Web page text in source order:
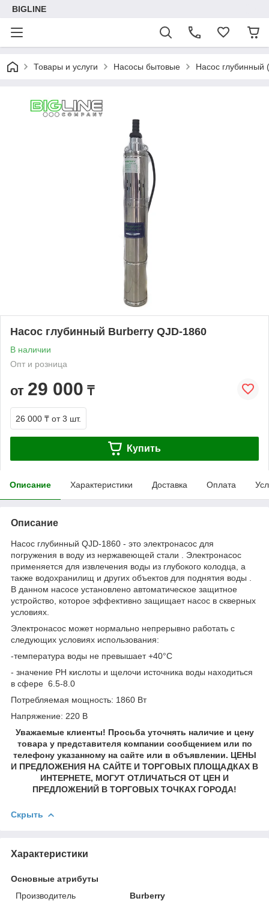
BIGLINE
Товары и услуги Насосы бытовые Насос глубинный
Насос глубинный Burberry QJD-1860
В наличии
Опт и розница
от 29 000 ₸
26 000 ₸ от 3 шт.
Купить
Описание Характеристики Доставка Оплата
Описание
Насос глубинный QJD-1860 - это электронасос для
погружения в воду из нержавеющей стали . Электронасос
применяется для извлечения воды из глубокого колодца, а
также водохранилищ и других объектов для поднятия воды .
В данном насосе установлено автоматическое защитное
устройство, которое эффективно защищает насос в скверных
условиях.
Электронасос может нормально непрерывно работать с
следующих условиях использования:
-температура воды не превышает +40°С
- значение PH кислоты и щелочи источника воды находиться
в сфере 6.5-8.0
Потребляемая мощность: 1860 Вт
Напряжение: 220 В
Уважаемые клиенты! Просьба уточнять наличие и цену
товара у представителя компании сообщением или по
телефону указанному на сайте или в объявлении. ЦЕНЫ
И ПРЕДЛОЖЕНИЯ НА САЙТЕ И ТОРГОВЫХ ПЛОЩАДКАХ В
ИНТЕРНЕТЕ, МОГУТ ОТЛИЧАТЬСЯ ОТ ЦЕН И
ПРЕДЛОЖЕНИЙ В ТОРГОВЫХ ТОЧКАХ ГОРОДА!
Скрыть
Характеристики
Основные атрибуты
Производитель
Burberry